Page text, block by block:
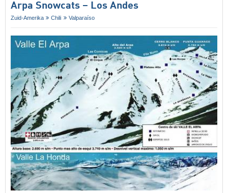
Arpa Snowcats – Los Andes
Zuid-Amerika Chili Valparaíso